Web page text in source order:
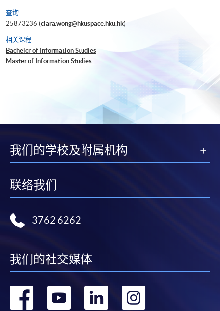
查询
25873236 (clara.wong@hkuspace.hku.hk)
相关课程
Bachelor of Information Studies
Master of Information Studies
我们的学校及附属机构
联络我们
3762 6262
我们的社交媒体
转
转
转